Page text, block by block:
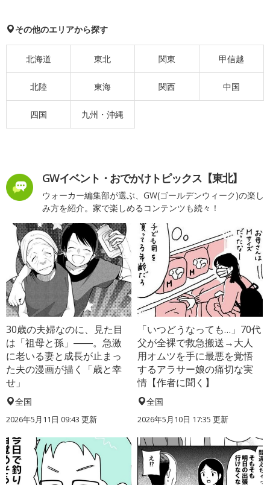
その他のエリアから探す
北海道 東北 関東 甲信越
北陸 東海 関西 中国
四国 九州・沖縄
GWイベント・おでかけトピックス【東北】
ウォーカー編集部が選ぶ、GW(ゴールデンウィーク)の楽し
み方を紹介。家で楽しめるコンテンツも続々！
30歳の夫婦なのに、見た目
は「祖母と孫」――。急激
に老いる妻と成長が止まっ
た夫の漫画が描く「歳と幸
せ」
全国
2026年5月11日 09:43 更新
「いつどうなっても…」70代
父が全裸で救急搬送→大人
用オムツを手に最悪を覚悟
するアラサー娘の痛切な実
情【作者に聞く】
全国
2026年5月10日 17:35 更新